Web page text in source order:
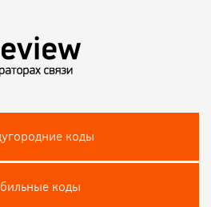
коды
коды